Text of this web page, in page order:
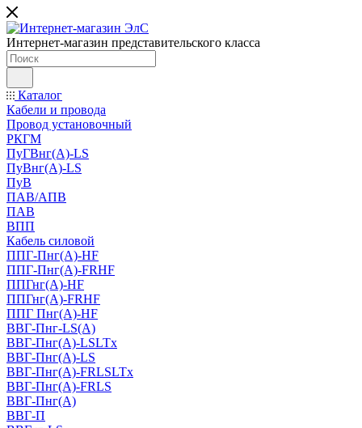
Интернет-магазин представительского класса
Каталог
Кабели и провода
Провод установочный
РКГМ
ПуГВнг(А)-LS
ПуВнг(А)-LS
ПуВ
ПАВ/АПВ
ПАВ
ВПП
Кабель силовой
ППГ-Пнг(А)-HF
ППГ-Пнг(А)-FRHF
ППГнг(А)-HF
ППГнг(А)-FRHF
ППГ Пнг(А)-HF
ВВГ-Пнг-LS(А)
ВВГ-Пнг(А)-LSLTx
ВВГ-Пнг(А)-LS
ВВГ-Пнг(А)-FRLSLTx
ВВГ-Пнг(А)-FRLS
ВВГ-Пнг(А)
ВВГ-П